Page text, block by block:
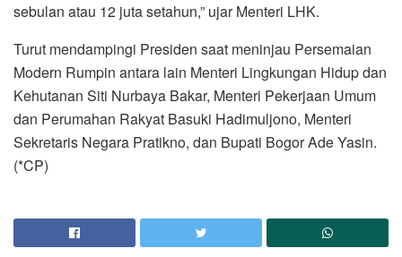
sebulan atau 12 juta setahun,” ujar Menteri LHK.
Turut mendampingi Presiden saat meninjau Persemaian
Modern Rumpin antara lain Menteri Lingkungan Hidup dan
Kehutanan Siti Nurbaya Bakar, Menteri Pekerjaan Umum
dan Perumahan Rakyat Basuki Hadimuljono, Menteri
Sekretaris Negara Pratikno, dan Bupati Bogor Ade Yasin.
(*CP)